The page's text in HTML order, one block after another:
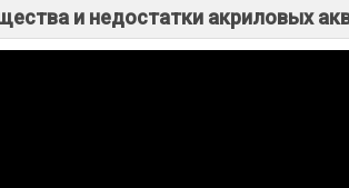
и недостатки акриловых